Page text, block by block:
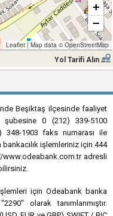
+
−
Leaflet | Map data ©OpenStreetMap
Yol Tarifi Alın
Beşiktaş ilçesinde faaliyet
şubesine 0 (212) 339-5100
348-1903 faks numarası ile
işlemleriniz için 444
www.odeabank.com.tr adresli
için Odeabank banka
olarak tanımlanmıştır.